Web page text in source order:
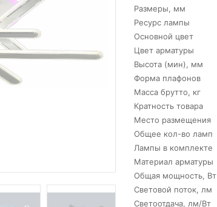
Размеры, мм
Ресурс лампы
Основной цвет
Цвет арматуры
Высота (мин), мм
Форма плафонов
Масса брутто, кг
Кратность товара
Место размещения
Общее кол-во ламп
Лампы в комплекте
Материал арматуры
Общая мощность, Вт
Световой поток, лм
Светоотдача, лм/Вт